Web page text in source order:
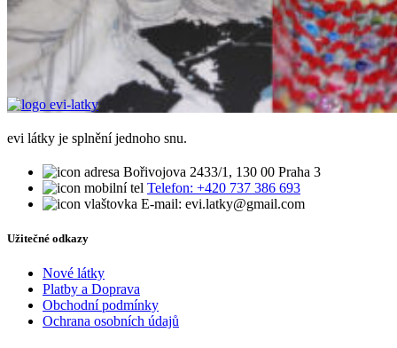
evi látky je splnění jednoho snu.
Bořivojova 2433/1, 130 00 Praha 3
Telefon: +420 737 386 693
E-mail: evi.latky@gmail.com
Užitečné odkazy
Nové látky
Platby a Doprava
Obchodní podmínky
Ochrana osobních údajů